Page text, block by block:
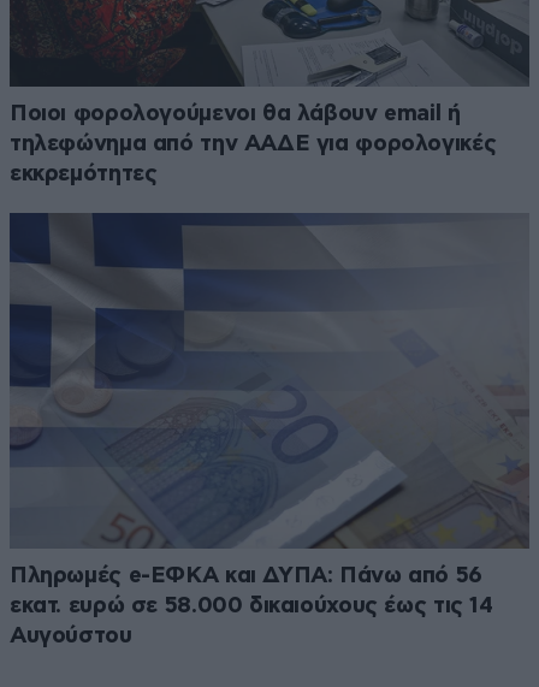
Ποιοι φορολογούμενοι θα λάβουν email ή
τηλεφώνημα από την ΑΑΔΕ για φορολογικές
εκκρεμότητες
Πληρωμές e-ΕΦΚΑ και ΔΥΠΑ: Πάνω από 56
εκατ. ευρώ σε 58.000 δικαιούχους έως τις 14
Αυγούστου